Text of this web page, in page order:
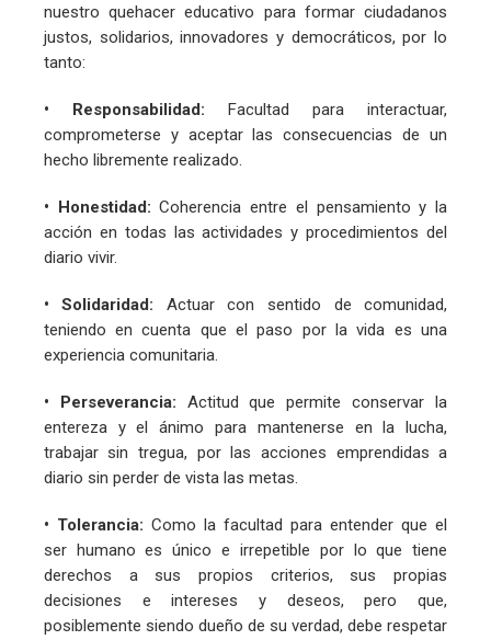
nuestro quehacer educativo para formar ciudadanos
justos, solidarios, innovadores y democráticos, por lo
tanto:
• Responsabilidad: Facultad para interactuar,
comprometerse y aceptar las consecuencias de un
hecho libremente realizado.
• Honestidad:Coherencia entre el pensamiento y la
acción en todas las actividades y procedimientos del
diario vivir.
• Solidaridad: Actuar con sentido de comunidad,
teniendo en cuenta que el paso por la vida es una
experiencia comunitaria.
• Perseverancia: Actitud que permite conservar la
entereza y el ánimo para mantenerse en la lucha,
trabajar sin tregua, por las acciones emprendidas a
diario sin perder de vista las metas.
• Tolerancia: Como la facultad para entender que el
ser humano es único e irrepetible por lo que tiene
derechos a sus propios criterios, sus propias
decisiones e intereses y deseos, pero que,
posiblemente siendo dueño de su verdad, debe respetar